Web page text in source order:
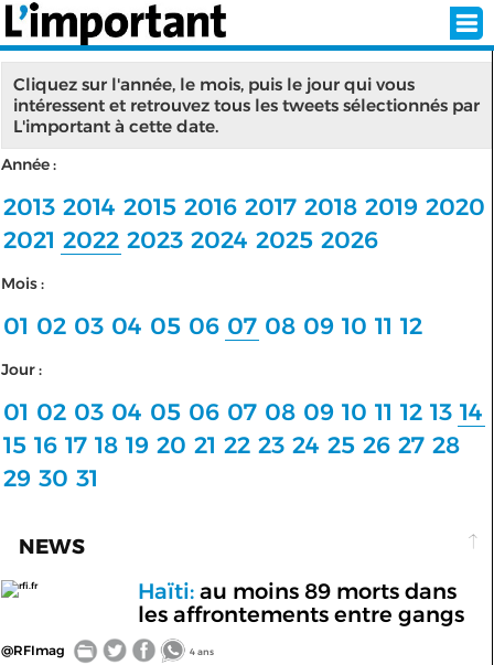
INSCRIPTION
SÉLECTION DE L'ÉTÉ
ABONNEZ-VOUS À LA NEWSLETTER!
< RETOUR À L'ACCUEIL
Cliquez sur l'année, le mois, puis le jour qui vous
intéressent et retrouvez tous les tweets sélectionnés par
L'important à cette date.
Année :
2013 2014 2015 2016 2017 2018 2019 2020
2021 2022 2023 2024 2025 2026
Mois :
01 02 03 04 05 06 07 08 09 10 11 12
Jour :
01 02 03 04 05 06 07 08 09 10 11 12 13 14
15 16 17 18 19 20 21 22 23 24 25 26 27 28
29 30 31
NEWS
rfi.fr Haïti:au moins 89 morts dans
les affrontements entre gangs
@RFImag 4 ans